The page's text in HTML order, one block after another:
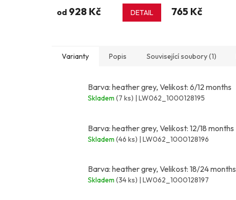
od 928 Kč DETAIL 765 Kč
Varianty Popis Související soubory (1)
Barva: heather grey, Velikost: 6/12 months
Skladem (7 ks) | LW062_1000128195
Barva: heather grey, Velikost: 12/18 months
Skladem (46 ks) | LW062_1000128196
Barva: heather grey, Velikost: 18/24 months
Skladem (34 ks) | LW062_1000128197